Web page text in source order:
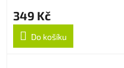
349 Kč
Do košíku